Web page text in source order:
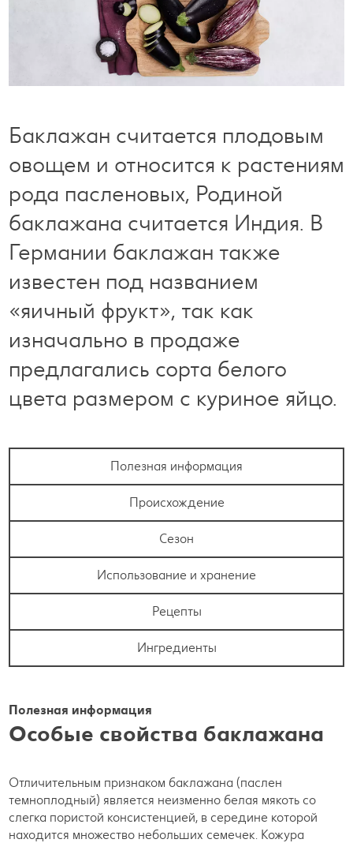
Готовим с удовольствием
Свободное время
Баклажан считается плодовым
овощем и относится к растениям
рода пасленовых, Родиной
баклажана считается Индия. В
Германии баклажан также
известен под названием
«яичный фрукт», так как
изначально в продаже
предлагались сорта белого
цвета размером с куриное яйцо.
Полезная информация
Происхождение
Сезон
Использование и хранение
Рецепты
Ингредиенты
Полезная информация
Особые свойства баклажана
Отличительным признаком баклажана (паслен
темноплодный) является неизменно белая мякоть со
слегка пористой консистенцией, в середине которой
находится множество небольших семечек. Кожура